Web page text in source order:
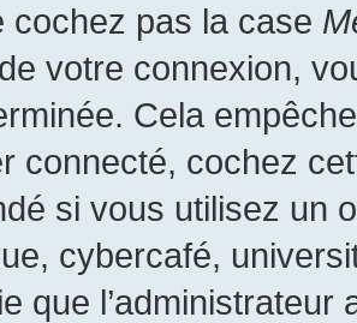
cochez pas la case
votre connexion,
Cela
connecté, cochez
si vous utilisez un
cybercafé,
que